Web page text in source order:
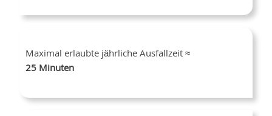
Maximal erlaubte jährliche Ausfallzeit ≈
25 Minuten